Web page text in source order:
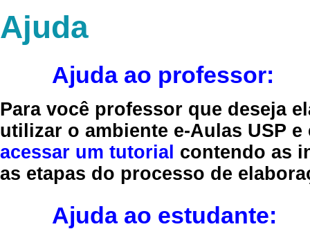
Ajuda
Ajuda ao professor:
Para você professor que deseja
utilizar o ambiente e-Aulas USP
acessar um tutorial contendo as
as etapas do processo de
Ajuda ao estudante: